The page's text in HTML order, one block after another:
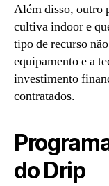
Além disso, outro
cultiva indoor e
tipo de recurso
equipamento e a
investimento
contratados.
do Drip